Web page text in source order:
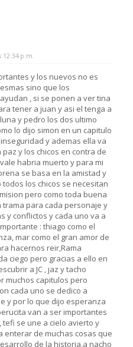
p.m.
y los nuevos no es
sino que los
, si se ponen a ver tina
tener a juan y asi el tenga a
y pedro los dos ultimo
lo dijo simon en un capitulo
y ademas ella va
y los chicos en contra de
habria muerto y para mi
se basa en la amistad y
todos los chicos se necesitan
pero como toda buena
para cada personaje y
y conflictos y cada uno va a
: thiago como el
mar como el gran amor de
hacernos reir,Rama
ciego pero gracias a ello en
a JC , jaz y tacho
muchos capitulos pero
cada uno se dedico a
y por lo que dijo esperanza
van a ser importantes
tefi se une a cielo avierto y
enterar de muchas cosas que
de la historia,a nacho